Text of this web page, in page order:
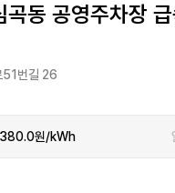
곡동 공영주차장
51번길 26
380.0원/kWh